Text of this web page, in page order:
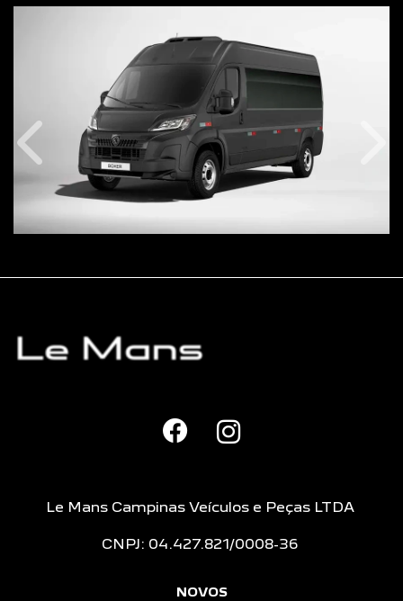
Anterior
Le Mans Campinas Veículos e Peças LTDA
CNPJ: 04.427.821/0008-36
NOVOS